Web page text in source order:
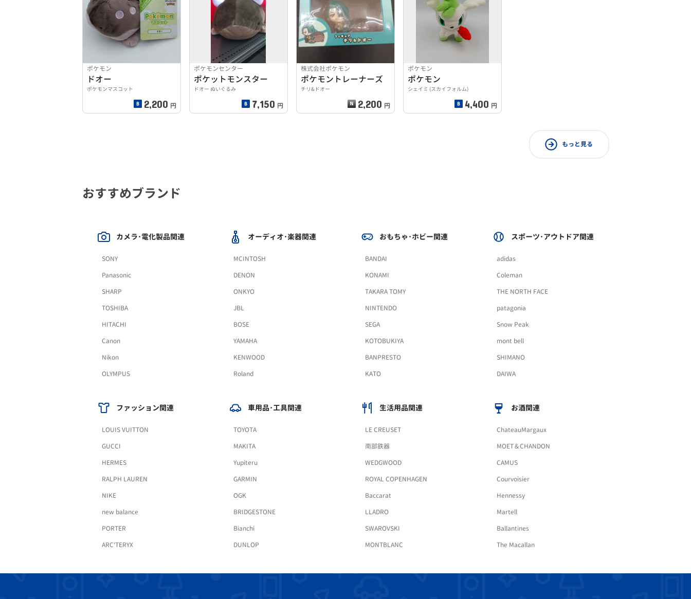
ポケモン
ドオー
ポケモンマスコット
2,200 円
ポケモンセンター
ポケットモンスター
ドオー ぬいぐるみ
7,150 円
株式会社ポケモン
ポケモントレーナーズ
チリ&ドオー
2,200 円
ポケモン
ポケモン
シェイミ (スカイフォルム)
4,400 円
もっと見る
おすすめブランド
カメラ･電化製品関連
SONY
Panasonic
SHARP
TOSHIBA
HITACHI
Canon
Nikon
OLYMPUS
オーディオ･楽器関連
MCINTOSH
DENON
ONKYO
JBL
BOSE
YAMAHA
KENWOOD
Roland
おもちゃ･ホビー関連
BANDAI
KONAMI
TAKARA TOMY
NINTENDO
SEGA
KOTOBUKIYA
BANPRESTO
KATO
スポーツ･アウトドア関連
adidas
Coleman
THE NORTH FACE
patagonia
Snow Peak
mont bell
SHIMANO
DAIWA
ファッション関連
LOUIS VUITTON
GUCCI
HERMES
RALPH LAUREN
NIKE
new balance
PORTER
ARC'TERYX
車用品･工具関連
TOYOTA
MAKITA
Yupiteru
GARMIN
OGK
BRIDGESTONE
Bianchi
DUNLOP
生活用品関連
LE CREUSET
南部鉄器
WEDGWOOD
ROYAL COPENHAGEN
Baccarat
LLADRO
SWAROVSKI
MONTBLANC
お酒関連
ChateauMargaux
MOET＆CHANDON
CAMUS
Courvoisier
Hennessy
Martell
Ballantines
The Macallan